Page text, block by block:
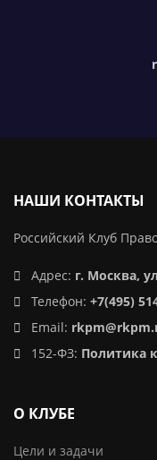
НАШИ КОНТАКТЫ
Российский Клуб
Адрес: г. Москва,
Телефон: +7(495)
Email:
152-ФЗ: Политика
О КЛУБЕ
Цели и задачи